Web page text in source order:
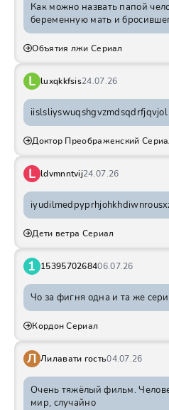
Как можно назвать папой
беременную мать и
Объятия лжи Сериал
L luxqkkfsis24.07.26
iislsliyswuqshgvzmdsqdrfjqvjol
Доктор Преображенский
L ldvmnntvij24.07.26
Дети ветра Сериал
1 1539570268406.07.26
Чо за фигня одна и та же
Кордон Сериал
Л Лилавати гость04.07.26
Очень тяжёлый фильм.
мир, случайно